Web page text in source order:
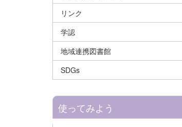
リンク
学認
地域連携図書館
SDGs
使ってみよう